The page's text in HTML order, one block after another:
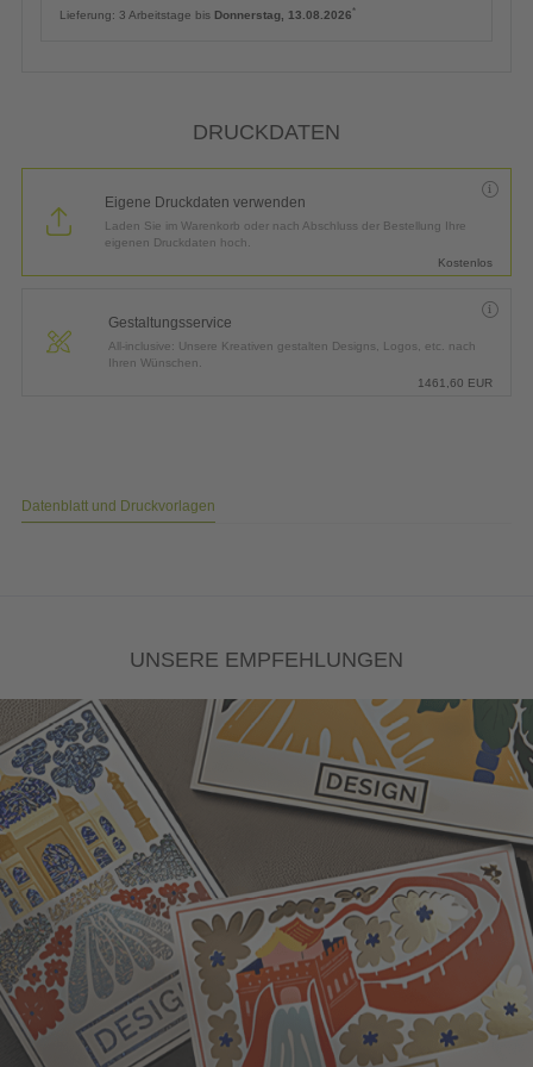
Lieferung: 3 Arbeitstage bis Donnerstag, 13.08.2026*
DRUCKDATEN
Eigene Druckdaten verwenden
Laden Sie im Warenkorb oder nach Abschluss der Bestellung Ihre
eigenen Druckdaten hoch.
Kostenlos
Gestaltungsservice
All-inclusive: Unsere Kreativen gestalten Designs, Logos, etc. nach
Ihren Wünschen.
1461,60 EUR
Datenblatt und Druckvorlagen
UNSERE EMPFEHLUNGEN